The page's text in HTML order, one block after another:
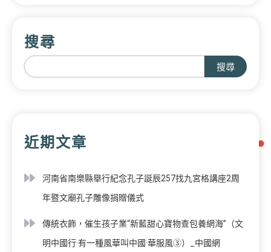
搜尋
搜尋
近期文章
河南省南樂縣舉行紀念孔子誕辰257找九宮格講座2周
年暨文廟孔子雕像捐贈儀式
傳統衣飾，催生孩子業“新藍甜心寶物查包養網海”（文
明中國行·有一種風華叫中國·華服風③）_中國網